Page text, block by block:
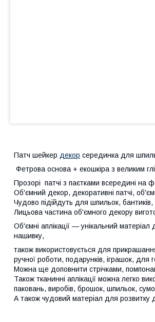
Патч шейкер декор серединка для
Фетрова основа + екошкіра з великим
Прозорі патчі з паєтками всередині на
Об'ємний декор, декоративні патчі,
Чудово підійдуть для шпильок,
Лицьова частина об'ємного декору
Об'ємні аплікації — унікальний
нашивку,
також використовується для
ручної роботи, подарунків, іграшок, для
Можна ще доповнити стрічками,
Також тканинні аплікації можна легко
паковань, виробів, брошок, шпильок,
А також чудовий матеріал для розвитку